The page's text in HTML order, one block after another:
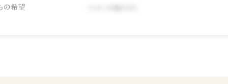
の希望